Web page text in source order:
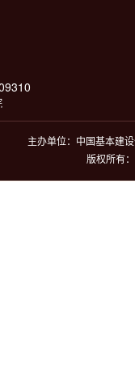
主办单位：中国基本建
版权所有